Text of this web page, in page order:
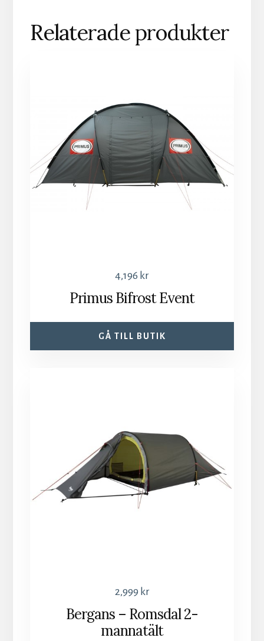
Relaterade produkter
4,196 kr
Primus Bifrost Event
GÅ TILL BUTIK
2,999 kr
Bergans – Romsdal 2-
mannatält